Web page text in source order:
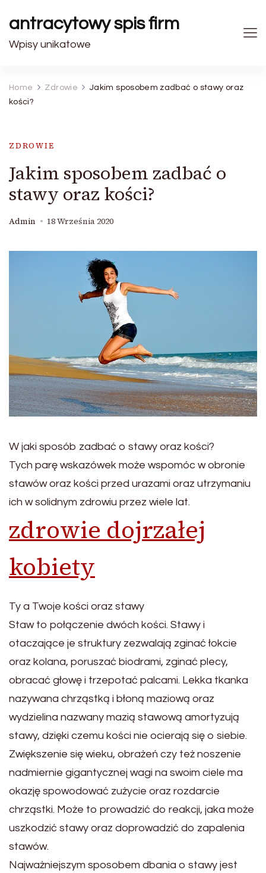
antracytowy spis firm
Wpisy unikatowe
Home Zdrowie
Jakim sposobem zadbać o stawy oraz
kości?
ZDROWIE
Jakim sposobem zadbać o
stawy oraz kości?
Admin 18 Września 2020
W jaki sposób zadbać o stawy oraz kości?
Tych parę wskazówek może wspomóc w obronie
stawów oraz kości przed urazami oraz utrzymaniu
ich w solidnym zdrowiu przez wiele lat.
zdrowie dojrzałej
kobiety
Ty a Twoje kości oraz stawy
Staw to połączenie dwóch kości. Stawy i
otaczające je struktury zezwalają zginać łokcie
oraz kolana, poruszać biodrami, zginać plecy,
obracać głowę i trzepotać palcami. Lekka tkanka
nazywana chrząstką i błoną maziową oraz
wydzielina nazwany mazią stawową amortyzują
stawy, dzięki czemu kości nie ocierają się o siebie.
Zwiększenie się wieku, obrażeń czy też noszenie
nadmiernie gigantycznej wagi na swoim ciele ma
okazję spowodować zużycie oraz rozdarcie
chrząstki. Może to prowadzić do reakcji, jaka może
uszkodzić stawy oraz doprowadzić do zapalenia
stawów.
Najważniejszym sposobem dbania o stawy jest